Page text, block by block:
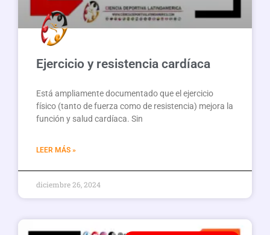
Ejercicio y resistencia cardíaca
Está ampliamente documentado que el ejercicio
físico (tanto de fuerza como de resistencia) mejora la
función y salud cardíaca. Sin
LEER MÁS »
diciembre 26, 2024